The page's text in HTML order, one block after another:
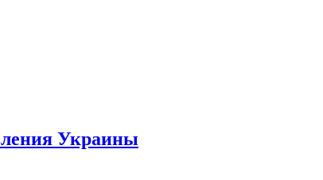
Украины